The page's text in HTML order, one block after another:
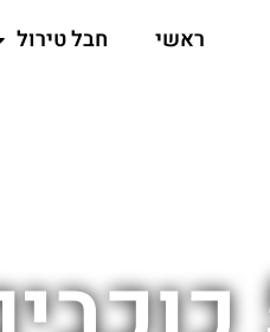
ראשי חבל טירול